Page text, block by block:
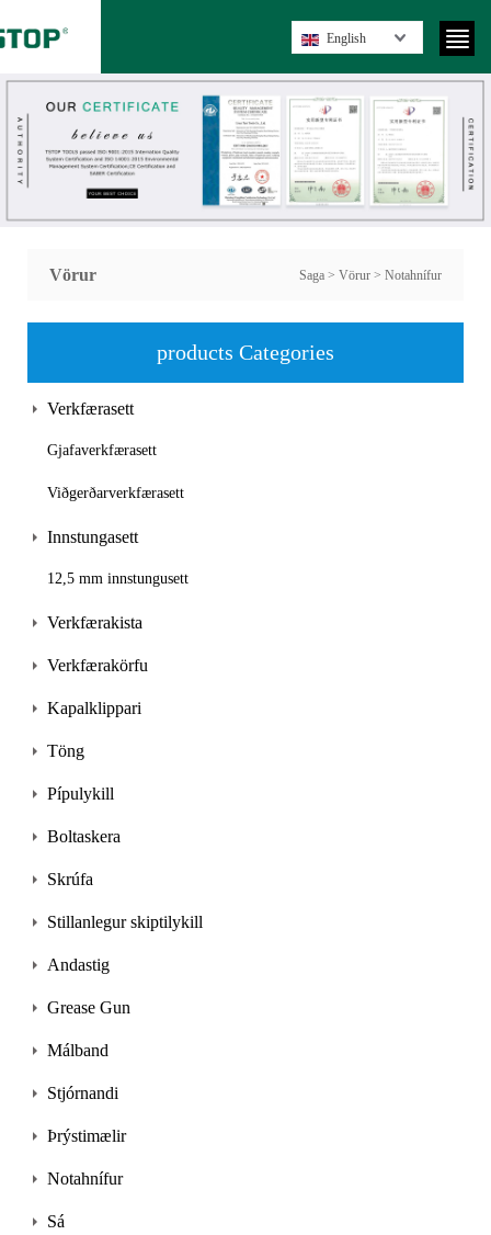
English
Vörur Saga > Vörur > Notahnífur
products Categories
Verkfærasett
Gjafaverkfærasett
Viðgerðarverkfærasett
Innstungasett
12,5 mm innstungusett
Verkfærakista
Verkfærakörfu
Kapalklippari
Töng
Pípulykill
Boltaskera
Skrúfa
Stillanlegur skiptilykill
Andastig
Grease Gun
Málband
Stjórnandi
Þrýstimælir
Notahnífur
Sá